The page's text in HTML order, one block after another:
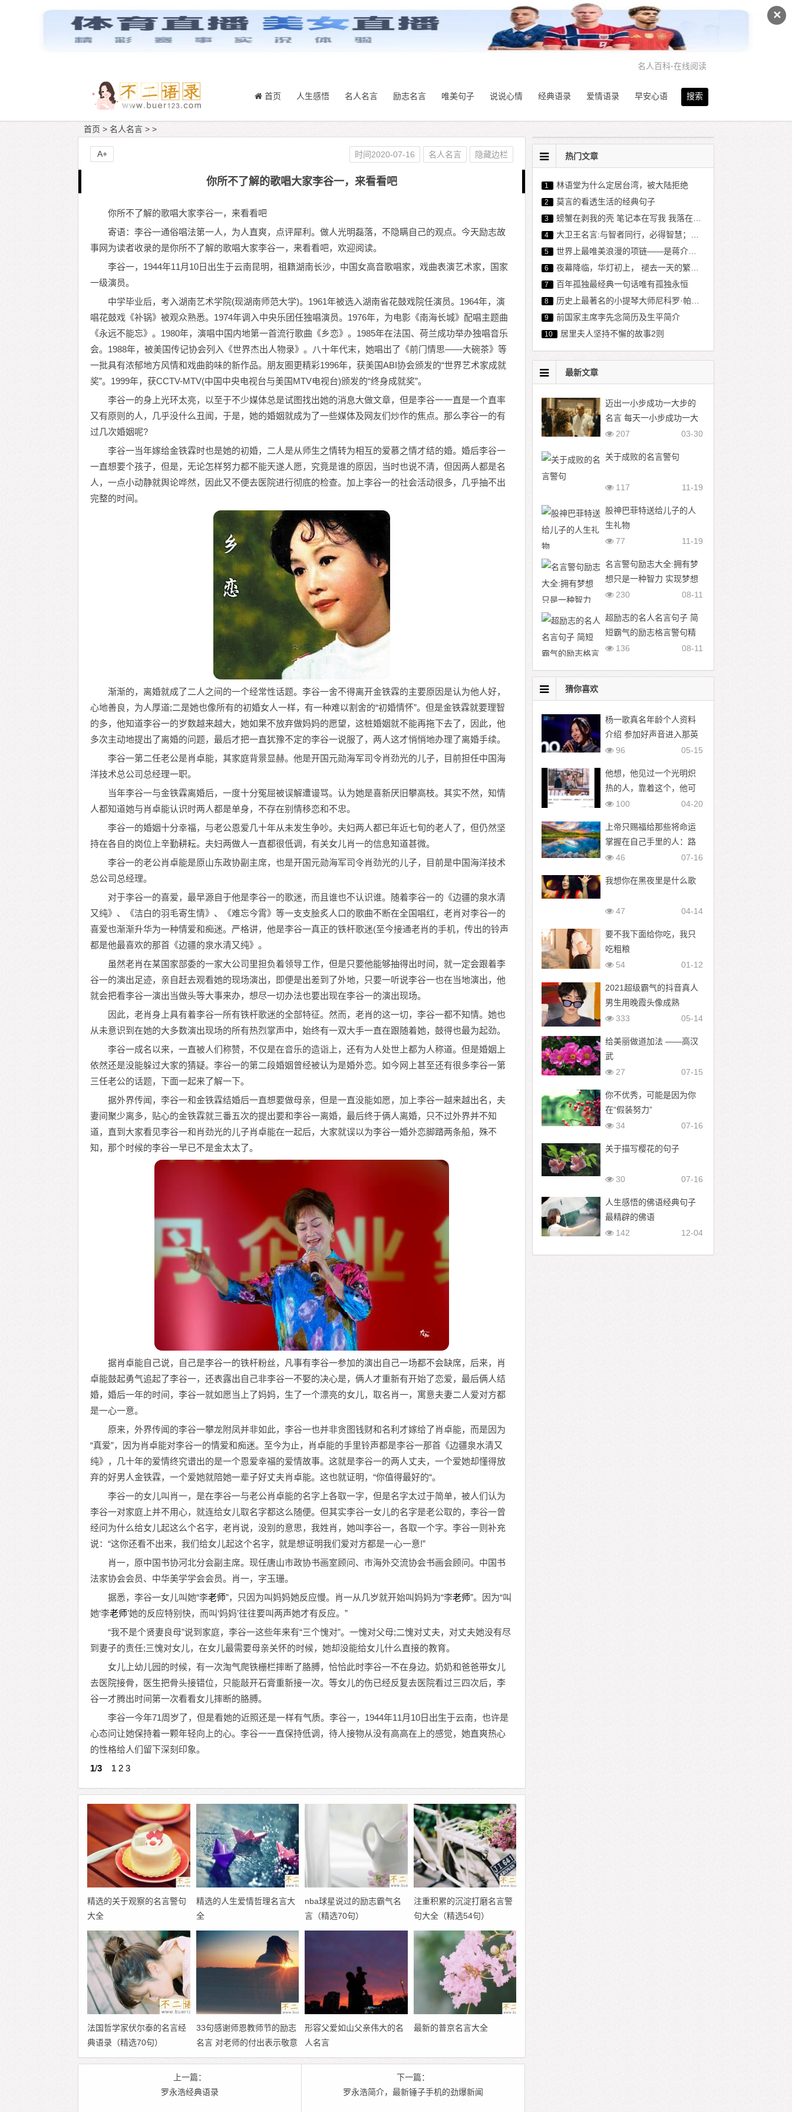
✕
名人百科·在线阅读
搜索
首页 人生感悟 名人名言 励志名言 唯美句子 说说心情 经典语录 爱情语录 早安心语
首页 > 名人名言 > >
你所不了解的歌唱大家李谷一，来看看吧
你所不了解的歌唱大家李谷一，来看看吧
寄语：李谷一通俗唱法第一人，为人直爽，点评犀利。做人光明磊落，不隐瞒自己的观点。今天励志故
事网为读者收录的是你所不了解的歌唱大家李谷一，来看看吧，欢迎阅读。
李谷一，1944年11月10日出生于云南昆明，祖籍湖南长沙，中国女高音歌唱家，戏曲表演艺术家，国家
一级演员。
中学毕业后，考入湖南艺术学院(现湖南师范大学)。1961年被选入湖南省花鼓戏院任演员。1964年，演
唱花鼓戏《补锅》被观众熟悉。1974年调入中央乐团任独唱演员。1976年，为电影《南海长城》配唱主题曲
《永远不能忘》。1980年，演唱中国内地第一首流行歌曲《乡恋》。1985年在法国、荷兰成功举办独唱音乐
会。1988年，被美国传记协会列入《世界杰出人物录》。八十年代末，她唱出了《前门情思——大碗茶》等
一批具有浓郁地方风情和戏曲韵味的新作品。朋友圈更精彩1996年，获美国ABI协会颁发的“世界艺术家成就
奖”。1999年，获CCTV-MTV(中国中央电视台与美国MTV电视台)颁发的“终身成就奖”。
李谷一的身上光环太亮，以至于不少媒体总是试图找出她的消息大做文章，但是李谷一一直是一个直率
又有原则的人，几乎没什么丑闻，于是，她的婚姻就成为了一些媒体及网友们炒作的焦点。那么李谷一的有
过几次婚姻呢?
李谷一当年嫁给金铁霖时也是她的初婚，二人是从师生之情转为相互的爱慕之情才结的婚。婚后李谷一
一直想要个孩子，但是，无论怎样努力都不能天遂人愿，究竟是谁的原因，当时也说不清，但因两人都是名
人，一点小动静就舆论哗然，因此又不便去医院进行彻底的检查。加上李谷一的社会活动很多，几乎抽不出
完整的时间。
渐渐的，离婚就成了二人之间的一个经常性话题。李谷一舍不得离开金铁霖的主要原因是认为他人好，
心地善良，为人厚道;二是她也像所有的初婚女人一样，有一种难以割舍的“初婚情怀”。但是金铁霖就要理智
的多，他知道李谷一的岁数越来越大，她如果不放弃做妈妈的愿望，这桩婚姻就不能再拖下去了，因此，他
多次主动地提出了离婚的问题，最后才把一直犹豫不定的李谷一说服了，两人这才悄悄地办理了离婚手续。
李谷一第二任老公是肖卓能，其家庭背景显赫。他是开国元勋海军司令肖劲光的儿子，目前担任中国海
洋技术总公司总经理一职。
当年李谷一与金铁霖离婚后，一度十分冤屈被误解遭谩骂。认为她是喜新厌旧攀高枝。其实不然，知情
人都知道她与肖卓能认识时两人都是单身，不存在别情移恋和不忠。
李谷一的婚姻十分幸福，与老公恩爱几十年从未发生争吵。夫妇两人都已年近七旬的老人了，但仍然坚
持在各自的岗位上辛勤耕耘。夫妇两做人一直都很低调，有关女儿肖一的信息知道甚微。
李谷一的老公肖卓能是原山东政协副主席，也是开国元勋海军司令肖劲光的儿子，目前是中国海洋技术
总公司总经理。
对于李谷一的喜爱，最早源自于他是李谷一的歌迷，而且谁也不认识谁。随着李谷一的《边疆的泉水清
又纯》、《洁白的羽毛寄生情》、《难忘今霄》等一支支脍炙人口的歌曲不断在全国唱红，老肖对李谷一的
喜爱也渐渐升华为一种情爱和痴迷。严格讲，他是李谷一真正的铁杆歌迷(至今接通老肖的手机，传出的铃声
都是他最喜欢的那首《边疆的泉水清又纯》。
虽然老肖在某国家部委的一家大公司里担负着领导工作，但是只要他能够抽得出时间，就一定会跟着李
谷一的演出足迹，亲自赶去观看她的现场演出，即便是出差到了外地，只要一听说李谷一也在当地演出，他
就会把看李谷一演出当做头等大事来办，想尽一切办法也要出现在李谷一的演出现场。
因此，老肖身上具有着李谷一所有铁杆歌迷的全部特征。然而，老肖的这一切，李谷一都不知情。她也
从未意识到在她的大多数演出现场的所有热烈掌声中，始终有一双大手一直在跟随着她，鼓得也最为起劲。
李谷一成名以来，一直被人们称赞，不仅是在音乐的造诣上，还有为人处世上都为人称道。但是婚姻上
依然还是没能躲过大家的猜疑。李谷一的第二段婚姻曾经被认为是婚外恋。如今网上甚至还有很多李谷一第
三任老公的话题，下面一起来了解一下。
据外界传闻，李谷一和金铁霖结婚后一直想要做母亲，但是一直没能如愿，加上李谷一越来越出名，夫
妻间聚少离多，贴心的金铁霖就三番五次的提出要和李谷一离婚，最后终于俩人离婚，只不过外界并不知
道，直到大家看见李谷一和肖劲光的儿子肖卓能在一起后，大家就误以为李谷一婚外恋脚踏两条船，殊不
知，那个时候的李谷一早已不是金太太了。
据肖卓能自己说，自己是李谷一的铁杆粉丝，凡事有李谷一参加的演出自己一场都不会缺席，后来，肖
卓能鼓起勇气追起了李谷一，还表露出自己非李谷一不娶的决心是，俩人才重新有开始了恋爱，最后俩人结
婚，婚后一年的时间，李谷一就如愿当上了妈妈，生了一个漂亮的女儿，取名肖一，寓意夫妻二人爱对方都
是一心一意。
原来，外界传闻的李谷一攀龙附凤并非如此，李谷一也并非贪图钱财和名利才嫁给了肖卓能，而是因为
“真爱”，因为肖卓能对李谷一的情爱和痴迷。至今为止，肖卓能的手里铃声都是李谷一那首《边疆泉水清又
纯》，几十年的爱情终究谱出的是一个恩爱幸福的爱情故事。这就是李谷一的两人丈夫，一个爱她却懂得放
弃的好男人金铁霖，一个爱她就陪她一辈子好丈夫肖卓能。这也就证明，“你值得最好的“。
李谷一的女儿叫肖一，是在李谷一与老公肖卓能的名字上各取一字，但是名字太过于简单，被人们认为
李谷一对家庭上并不用心，就连给女儿取名字都这么随便。但其实李谷一女儿的名字是老公取的，李谷一曾
经问为什么给女儿起这么个名字，老肖说，没别的意思，我姓肖，她叫李谷一，各取一个字。李谷一则补充
说：“这你还看不出来，我们给女儿起这个名字，就是想证明我们爱对方都是一心一意!”
肖一，原中国书协河北分会副主席。现任唐山市政协书画室顾问、市海外交流协会书画会顾问。中国书
法家协会会员、中华美学学会会员。肖一，字玉珊。
据悉，李谷一女儿叫她“李老师”，只因为叫妈妈她反应慢。肖一从几岁就开始叫妈妈为“李老师”。因为“叫
她‘李老师’她的反应特别快，而叫‘妈妈’往往要叫两声她才有反应。”
“我不是个贤妻良母”说到家庭，李谷一这些年来有“三个愧对”。一愧对父母;二愧对丈夫，对丈夫她没有尽
到妻子的责任;三愧对女儿，在女儿最需要母亲关怀的时候，她却没能给女儿什么直接的教育。
女儿上幼儿园的时候，有一次淘气爬铁栅栏摔断了胳膊，恰恰此时李谷一不在身边。奶奶和爸爸带女儿
去医院接骨，医生把骨头接错位，只能敲开石膏重新接一次。等女儿的伤已经反复去医院看过三四次后，李
谷一才腾出时间第一次看看女儿摔断的胳膊。
李谷一今年71周岁了，但是看她的近照还是一样有气质。李谷一，1944年11月10日出生于云南，也许是
心态问让她保持着一颗年轻向上的心。李谷一一直保持低调，待人接物从没有高高在上的感觉，她直爽热心
的性格给人们留下深刻印象。
1/3 1 2 3
时间2020-07-16 名人名言 隐藏边栏
A+
精选的关于观察的名言警句
大全
精选的人生爱情哲理名言大
全
nba球星说过的励志霸气名
言（精选70句）
注重积累的沉淀打磨名言警
句大全（精选54句）
法国哲学家伏尔泰的名言经
典语录（精选70句）
33句感谢师恩教师节的励志
名言 对老师的付出表示敬意
形容父爱如山父亲伟大的名
人名言
最新的普京名言大全
上一篇：
罗永浩经典语录
下一篇：
罗永浩简介，最新锤子手机的劲爆新闻
热门文章
1 林语堂为什么定居台湾，被大陆拒绝
2 莫言的看透生活的经典句子
3 螃蟹在剥我的壳 笔记本在写我 我落在漫天飞舞的雪花上
4 大卫王名言:与智者同行，必得智慧；与愚者作伴，必定无益
5 世界上最唯美浪漫的项链——是蒋介石送给宋美龄的
6 夜幕降临，华灯初上， 褪去一天的繁琐， 洗尽一身的铅华
7 百年孤独最经典一句话唯有孤独永恒
8 历史上最著名的小提琴大师尼科罗·帕格尼尼的励志故事：琴弦上的灵魂
9 前国家主席李先念简历及生平简介
10 居里夫人坚持不懈的故事2则
最新文章
迈出一小步成功一大步的
名言 每天一小步成功一大
步名言
03-30
207
关于成败的名言警句
11-19
117
股神巴菲特送给儿子的人
生礼物
11-19
77
名言警句励志大全:拥有梦
想只是一种智力 实现梦想
才是一种能力
08-11
230
超励志的名人名言句子 简
短霸气的励志格言警句精
选
08-11
136
猜你喜欢
杨一歌真名年龄个人资料
介绍 参加好声音进入那英
战队
05-15
96
他想，他见过一个光明炽
热的人，靠着这个，他可
以走过所有寒冬
04-20
100
上帝只赐福给那些将命运
掌握在自己手里的人：路
上的石头
07-16
46
我想你在黑夜里是什么歌
04-14
47
要不我下面给你吃，我只
吃粗粮
01-12
54
2021超级霸气的抖音真人
男生用晚霞头像成熟
05-14
333
给美丽做道加法 ——高汉
武
07-15
27
你不优秀，可能是因为你
在“假装努力”
07-16
34
关于描写樱花的句子
07-16
30
人生感悟的佛语经典句子
最精辟的佛语
12-04
142